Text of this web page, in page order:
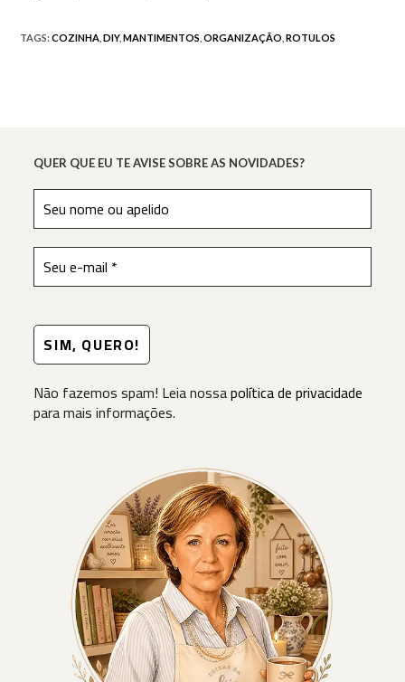
TAGS:COZINHA DIY, MANTIMENTOS ORGANIZAÇÃO ROTULOS
QUER QUE EU TE AVISE SOBRE AS NOVIDADES?
Não fazemos spam! Leia nossapolítica de privacidade
para mais informações.